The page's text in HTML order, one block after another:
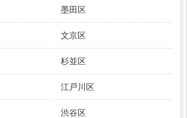
墨田区
文京区
杉並区
江戸川区
渋谷区